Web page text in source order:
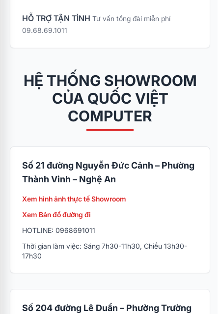
HỖ TRỢ TẬN TÌNH Tư vấn tổng đài miễn phí
09.68.69.1011
HỆ THỐNG SHOWROOM
CỦA QUỐC VIỆT
COMPUTER
Số 21 đường Nguyễn Đức Cảnh – Phường
Thành Vinh – Nghệ An
Xem hình ảnh thực tế Showroom
Xem Bản đồ đường đi
HOTLINE: 0968691011
Thời gian làm việc: Sáng 7h30-11h30, Chiều 13h30-
17h30
Số 204 đường Lê Duẩn – Phường Trường